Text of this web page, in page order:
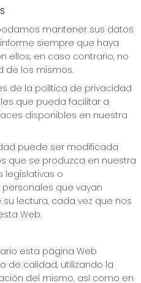
mantener sus datos
siempre que haya
ellos, en caso contrario, no
de los mismos.
de la política de privacidad
que pueda facilitar a
disponibles en nuestra
puede ser modificada
que se produzca en nuestra
legislativas o
que vayan
lectura, cada vez que nos
Web.
esta página Web
de calidad, utilizando la
del mismo, así como en